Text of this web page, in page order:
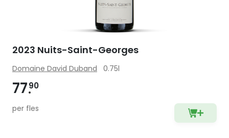
2023 Nuits-Saint-Georges
Domaine David Duband 0.75l
7790
per fles